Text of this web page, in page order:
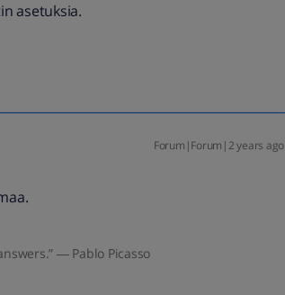
asetuksia.
Forum|Forum|2 years ago
― Pablo Picasso